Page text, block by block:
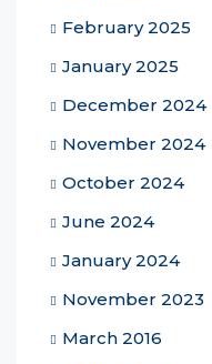
February 2025
January 2025
December 2024
November 2024
October 2024
June 2024
January 2024
November 2023
March 2016